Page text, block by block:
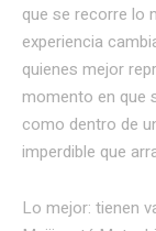
que se recorre lo
experiencia
quienes mejor
momento en que
como dentro de
imperdible que
Lo mejor: tienen